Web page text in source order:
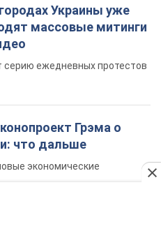
Украины уже
массовые митинги
ежедневных протестов
Грэма о
что дальше
экономические